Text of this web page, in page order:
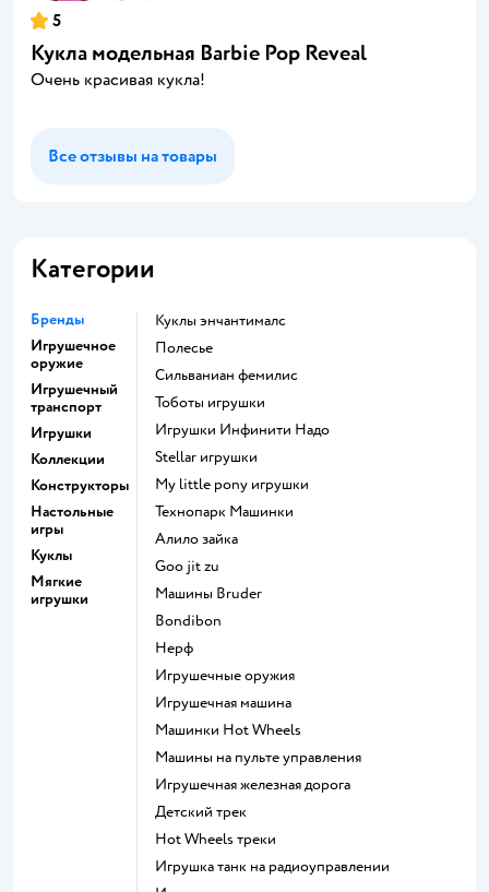
5
Кукла модельная Barbie Pop Reveal
Очень красивая кукла!
Все отзывы на товары
Категории
Бренды
Игрушечное
оружие
Игрушечный
транспорт
Игрушки
Коллекции
Конструкторы
Настольные
игры
Куклы
Мягкие
игрушки
Куклы энчантималс
Полесье
Сильваниан фемилис
Тоботы игрушки
Игрушки Инфинити Надо
Stellar игрушки
my little pony игрушки
Технопарк Машинки
Алило зайка
Goo jit zu
Машины Bruder
Bondibon
Нерф
Игрушечные оружия
Игрушечная машина
Машинки Hot Wheels
Машины на пульте управления
Игрушечная железная дорога
Детский трек
Hot Wheels треки
Игрушка танк на радиоуправлении